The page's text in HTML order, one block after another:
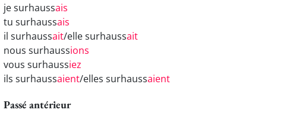
je surhaussais
tu surhaussais
il surhaussait/elle surhaussait
nous surhaussions
vous surhaussiez
ils surhaussaient/elles surhaussaient
Passé antérieur